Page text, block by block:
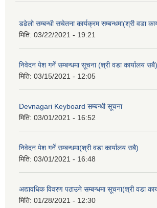
डढेलो सम्बन्धी सचेतना कार्यक्रम सम्बन्धमा(श्री वडा
मिति: 03/22/2021 - 19:21
निवेदन पेश गर्ने सम्बन्धमा सूचना (श्री वडा कार्यालय सबै)
मिति: 03/15/2021 - 12:05
Devnagari Keyboard सम्बन्धी सूचना
मिति: 03/01/2021 - 16:52
निवेदन पेश गर्ने सम्बन्धमा(श्री वडा कार्यालय सबै)
मिति: 03/01/2021 - 16:48
अद्यावधिक विवरण पठाउने सम्बन्धमा सूचना(श्री वडा
मिति: 01/28/2021 - 12:30